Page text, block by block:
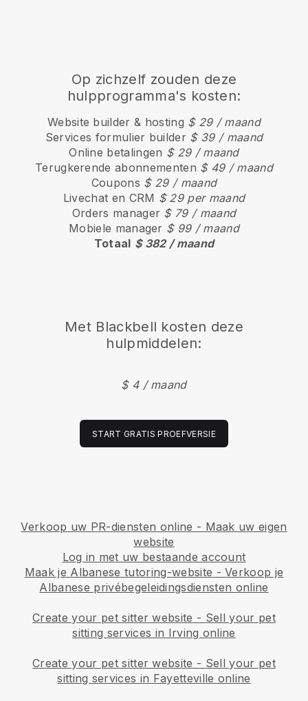
Op zichzelf zouden deze
hulpprogramma's kosten:
Website builder & hosting $ 29 / maand
Services formulier builder $ 39 / maand
Online betalingen $ 29 / maand
Terugkerende abonnementen $ 49 / maand
Coupons $ 29 / maand
Livechat en CRM $ 29 per maand
Orders manager $ 79 / maand
Mobiele manager $ 99 / maand
Totaal $ 382 / maand
Met Blackbell kosten deze
hulpmiddelen:
$ 4 / maand
START GRATIS PROEFVERSIE
Verkoop uw PR-diensten online - Maak uw eigen
website
Log in met uw bestaande account
Maak je Albanese tutoring-website -Verkoop je
Albanese privébegeleidingsdiensten online
Create your pet sitter website - Sell your pet
sitting services in Irving online
Create your pet sitter website - Sell your pet
sitting services in Fayetteville online